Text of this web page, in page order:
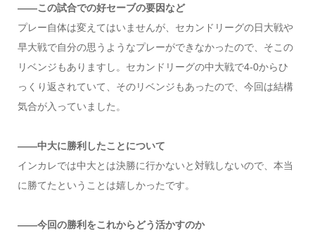
――この試合での好セーブの要因など
プレー自体は変えてはいませんが、セカンドリーグの日大戦や
早大戦で自分の思うようなプレーができなかったので、そこの
リベンジもありますし。セカンドリーグの中大戦で4-0からひ
っくり返されていて、そのリベンジもあったので、今回は結構
気合が入っていました。
――中大に勝利したことについて
インカレでは中大とは決勝に行かないと対戦しないので、本当
に勝てたということは嬉しかったです。
――今回の勝利をこれからどう活かすのか